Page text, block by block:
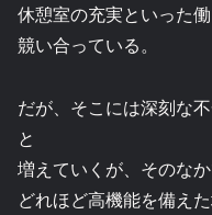
休憩室の充実といった
競い合っている。
だが、そこには深刻な
と
増えていくが、そのな
どれほど高機能を備え